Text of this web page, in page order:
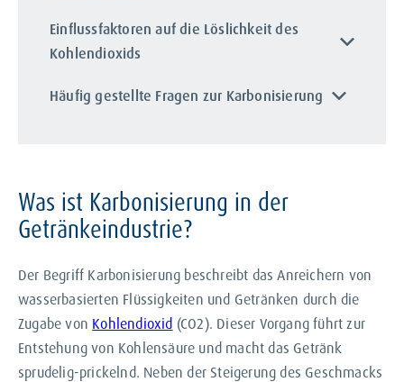
Einflussfaktoren auf die Löslichkeit des
Kohlendioxids
Häufig gestellte Fragen zur Karbonisierung
Was ist Karbonisierung in der
Getränkeindustrie?
Der Begriff Karbonisierung beschreibt das Anreichern von
wasserbasierten Flüssigkeiten und Getränken durch die
Zugabe von Kohlendioxid (CO2). Dieser Vorgang führt zur
Entstehung von Kohlensäure und macht das Getränk
sprudelig-prickelnd. Neben der Steigerung des Geschmacks